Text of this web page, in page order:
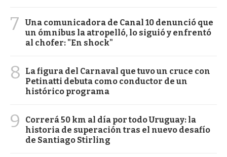
7
Una comunicadora de Canal 10 denunció que
un ómnibus la atropelló, lo siguió y enfrentó
al chofer: "En shock"
8
La figura del Carnaval que tuvo un cruce con
Petinatti debuta como conductor de un
histórico programa
9
Correrá 50 km al día por todo Uruguay: la
historia de superación tras el nuevo desafío
de Santiago Stirling